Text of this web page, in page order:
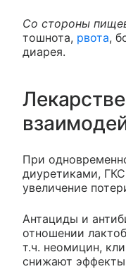
Со стороны
тошнота, рвота,
диарея.
При
диуретиками,
увеличение
Антациды и
отношении
т.ч. неомицин,
снижают эффекты